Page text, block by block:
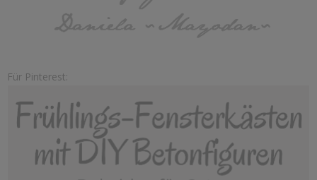
Für Pinterest: